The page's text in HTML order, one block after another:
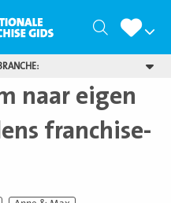
Zoeken
naar eigen
franchise-